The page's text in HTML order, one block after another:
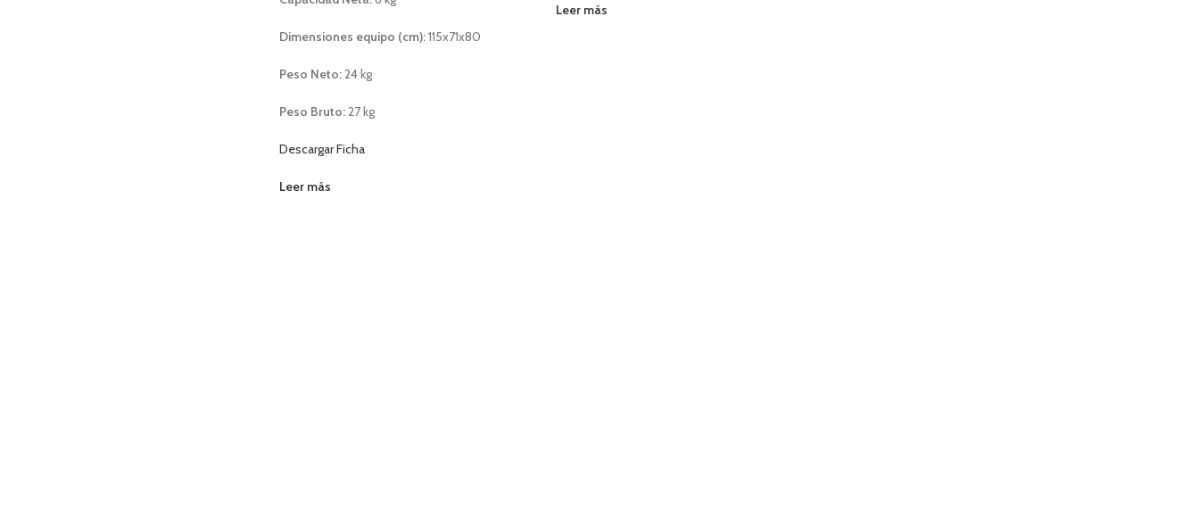
Dimensiones equipo (cm):115x71x80
Peso Neto:24 kg
Peso Bruto:27 kg
Descargar Ficha
Leer más
Leer más